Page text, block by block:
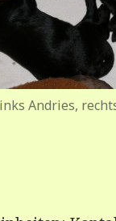
Andries,